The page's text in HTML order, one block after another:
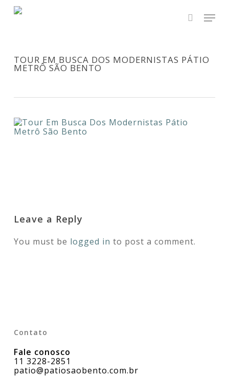
Skip
search
TOUR EM BUSCA DOS MODERNISTAS PÁTIO
METRÔ SÃO BENTO
Leave a Reply
You must be logged in to post a comment.
Contato
Fale conosco
11 3228-2851
patio@patiosaobento.com.br